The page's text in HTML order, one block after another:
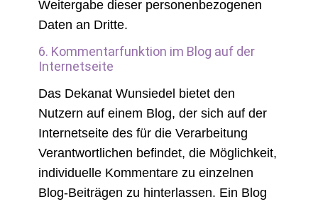
Weitergabe dieser personenbezogenen
Daten an Dritte.
6. Kommentarfunktion im Blog auf der
Internetseite
Das Dekanat Wunsiedel bietet den
Nutzern auf einem Blog, der sich auf der
Internetseite des für die Verarbeitung
Verantwortlichen befindet, die Möglichkeit,
individuelle Kommentare zu einzelnen
Blog-Beiträgen zu hinterlassen. Ein Blog